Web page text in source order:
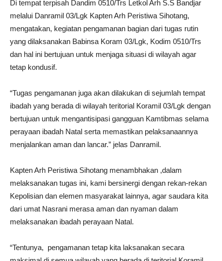
Di tempat terpisah Dandim 0510/Trs Letkol Arh S.S Bandjar
melalui Danramil 03/Lgk Kapten Arh Peristiwa Sihotang,
mengatakan, kegiatan pengamanan bagian dari tugas rutin
yang dilaksanakan Babinsa Koram 03/Lgk, Kodim 0510/Trs
dan hal ini bertujuan untuk menjaga situasi di wilayah agar
tetap kondusif.
“Tugas pengamanan juga akan dilakukan di sejumlah tempat
ibadah yang berada di wilayah teritorial Koramil 03/Lgk dengan
bertujuan untuk mengantisipasi gangguan Kamtibmas selama
perayaan ibadah Natal serta memastikan pelaksanaannya
menjalankan aman dan lancar.” jelas Danramil.
Kapten Arh Peristiwa Sihotang menambhakan ,dalam
melaksanakan tugas ini, kami bersinergi dengan rekan-rekan
Kepolisian dan elemen masyarakat lainnya, agar saudara kita
dari umat Nasrani merasa aman dan nyaman dalam
melaksanakan ibadah perayaan Natal.
“Tentunya, pengamanan tetap kita laksanakan secara